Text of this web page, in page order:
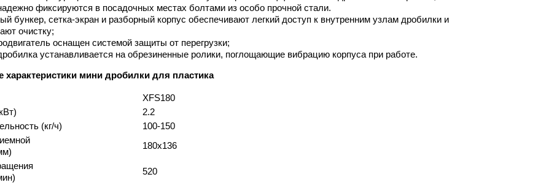
фиксируются в посадочных местах болтами из особо прочной стали.
бункер, сетка-экран и разборный корпус обеспечивают легкий доступ к внутренним узлам дробилки и
очистку;
оснащен системой защиты от перегрузки;
устанавливается на обрезиненные ролики, поглощающие вибрацию корпуса при работе.
характеристики мини дробилки для пластика
XFS180
2.2
(кг/ч)
100-150
180x136
520